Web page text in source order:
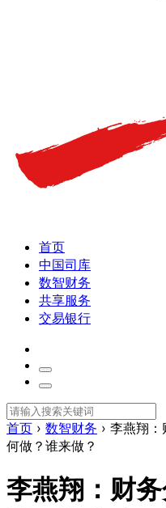
首页
中国司库
数智财务
共享服务
交易银行
首页 › 数智财务 › 李燕翔：
何做？谁来做？
李燕翔：财